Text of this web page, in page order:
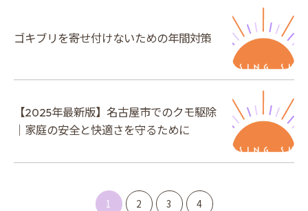
ゴキブリを寄せ付けないための年間対策
【2025年最新版】名古屋市でのクモ駆除
｜家庭の安全と快適さを守るために
1 2 3 4